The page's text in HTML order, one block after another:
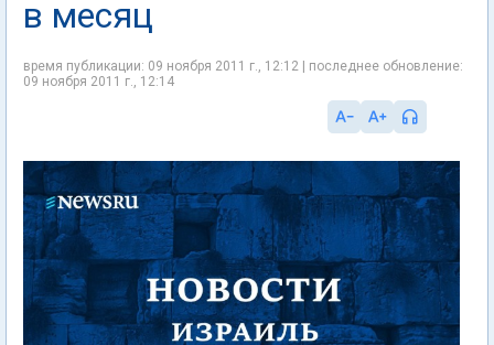
в месяц
время публикации: 09 ноября 2011 г., 12:12 | последнее обновление:
09 ноября 2011 г., 12:14